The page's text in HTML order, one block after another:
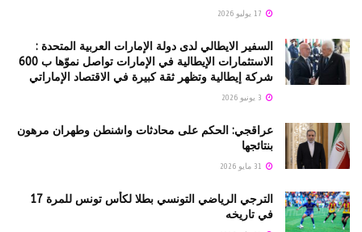
السفير الايطالي لدى دولة الإمارات العربية المتحدة :
الاستثمارات الإيطالية في الإمارات تواصل نموّها ب 600
شركة إيطالية وتظهر ثقة كبيرة في الاقتصاد الإماراتي
عراقجي: الحكم على محادثات واشنطن وطهران مرهون
بنتائجها
الترجي الرياضي التونسي بطلا لكأس تونس للمرة 17
في تاريخه